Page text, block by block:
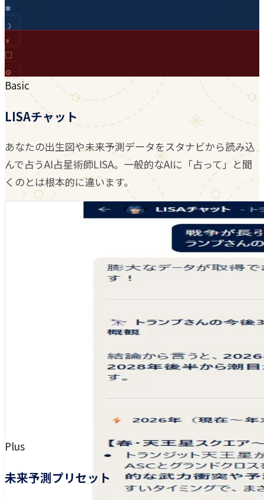
✱
☽︎
♆︎
□
☉︎
Basic
LISAチャット
あなたの出生図や未来予測データをスタナビから読み込
んで占うAI占星術師LISA。一般的なAIに「占って」と聞
くのとは根本的に違います。
Plus
未来予測プリセット